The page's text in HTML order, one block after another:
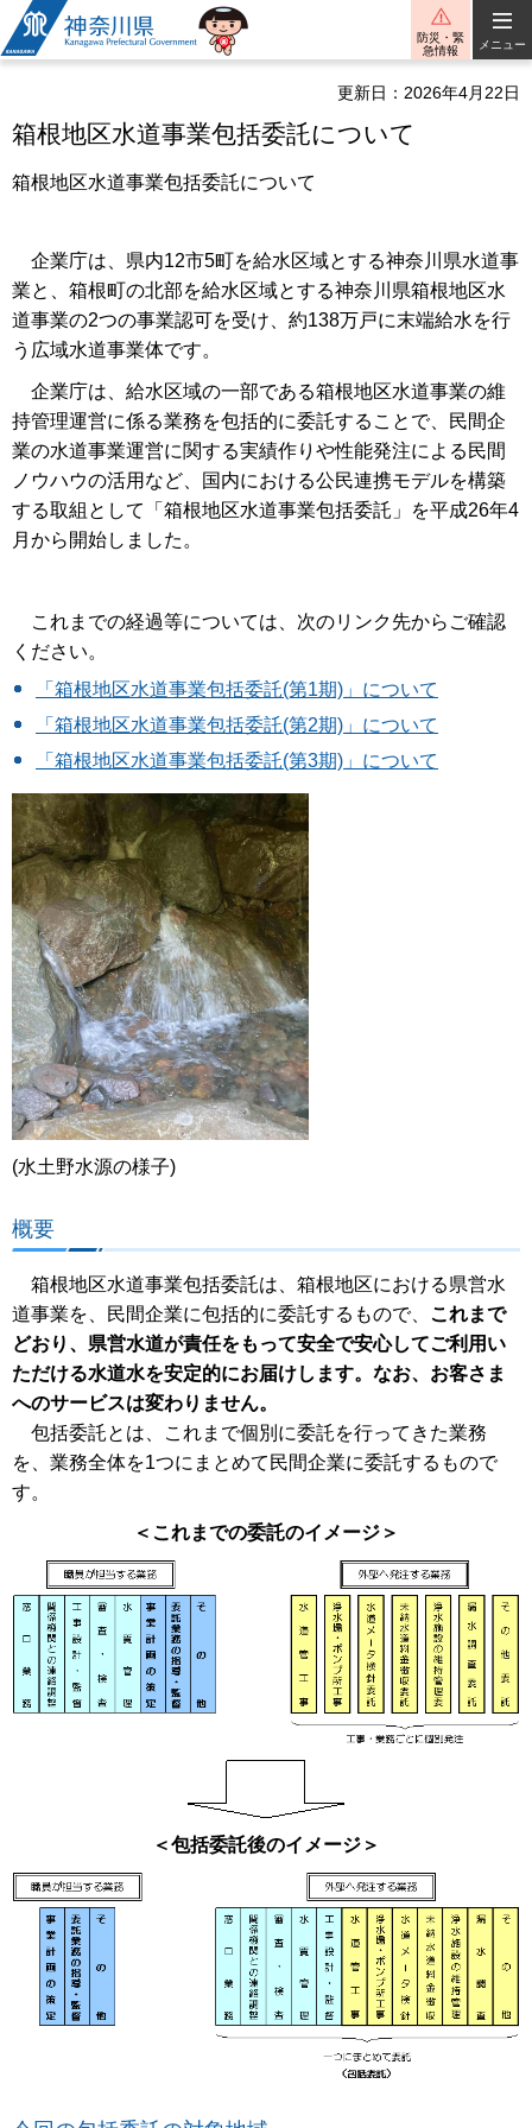
神奈川県
防災・緊
急情報
メニュー
更新日：2026年4月22日
箱根地区水道事業包括委託について
箱根地区水道事業包括委託について
企業庁は、県内12市5町を給水区域とする神奈川県水道事
業と、箱根町の北部を給水区域とする神奈川県箱根地区水
道事業の2つの事業認可を受け、約138万戸に末端給水を行
う広域水道事業体です。
企業庁は、給水区域の一部である箱根地区水道事業の維
持管理運営に係る業務を包括的に委託することで、民間企
業の水道事業運営に関する実績作りや性能発注による民間
ノウハウの活用など、国内における公民連携モデルを構築
する取組として「箱根地区水道事業包括委託」を平成26年4
月から開始しました。
これまでの経過等については、次のリンク先からご確認
ください。
「箱根地区水道事業包括委託(第1期)」について
「箱根地区水道事業包括委託(第2期)」について
「箱根地区水道事業包括委託(第3期)」について
(水土野水源の様子)
概要
箱根地区水道事業包括委託は、箱根地区における県営水
道事業を、民間企業に包括的に委託するもので、 これまで
どおり、県営水道が責任をもって安全で安心してご利用い
ただける水道水を安定的にお届けします。なお、お客さま
へのサービスは変わりません。
包括委託とは、これまで個別に委託を行ってきた業務
を、業務全体を1つにまとめて民間企業に委託するもので
す。
＜これまでの委託のイメージ＞
＜包括委託後のイメージ＞